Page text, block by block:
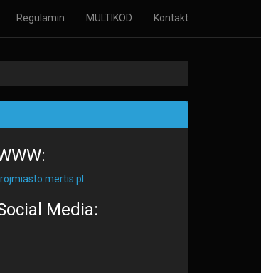
Regulamin MULTIKOD Kontakt
Media: